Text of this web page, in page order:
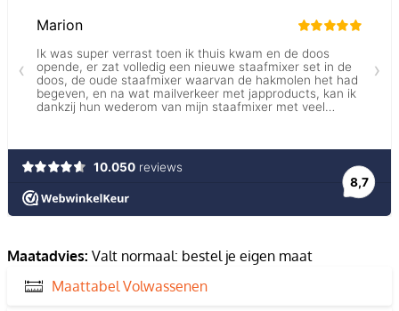
Maatadvies: Valt normaal: bestel je eigen maat
Maattabel Volwassenen